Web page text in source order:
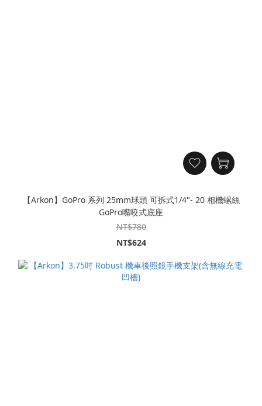
【Arkon】GoPro 系列 25mm球頭 可拆式1/4"- 20 相機螺絲
GoPro嘴咬式底座
NT$780
NT$624